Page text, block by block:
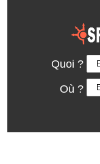
Quoi ?
Où ?